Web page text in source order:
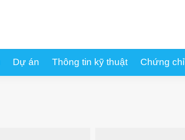
Dự án Thông tin kỹ thuật Chứng chỉ